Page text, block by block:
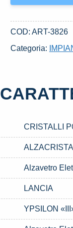
COD:ART-3826
Categoria:
CRISTALLI
Alzavetro
LANCIA
YPSILON